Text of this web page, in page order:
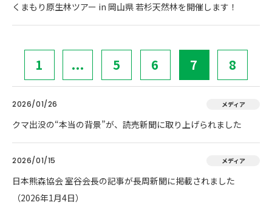
くまもり原生林ツアー in 岡山県 若杉天然林を開催します！
1 ... 5 6 7 8
2026/01/26 メディア
クマ出没の“本当の背景”が、読売新聞に取り上げられました
2026/01/15 メディア
日本熊森協会 室谷会長の記事が長周新聞に掲載されました
（2026年1月4日）